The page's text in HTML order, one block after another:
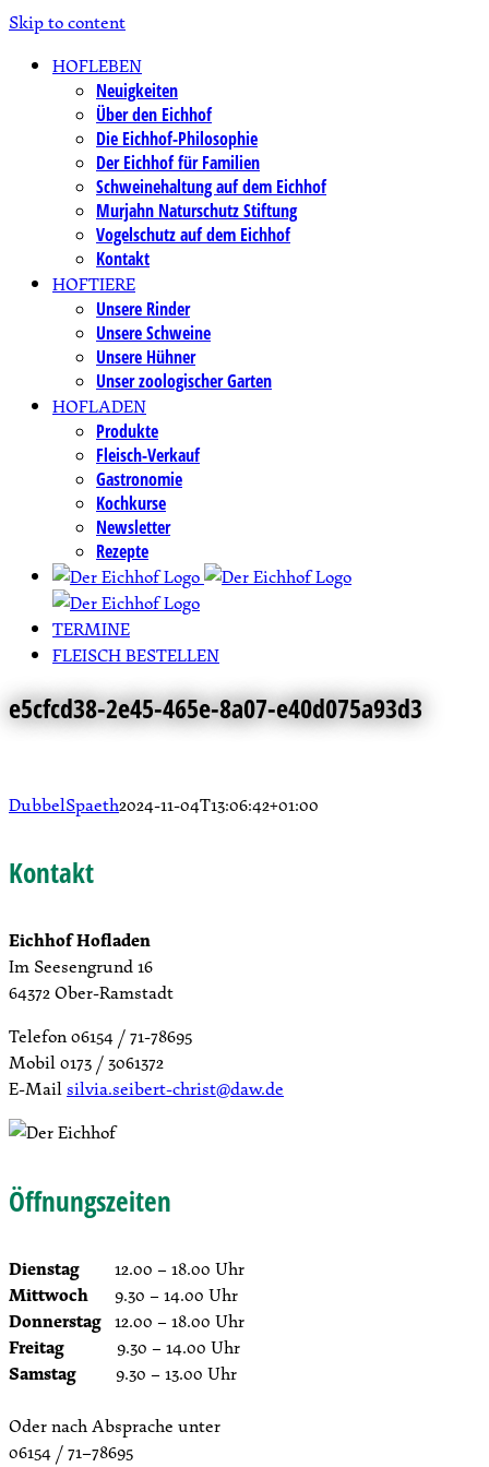
Skip to content
HOFLEBEN
Neuigkeiten
Über den Eichhof
Die Eichhof-Philosophie
Der Eichhof für Familien
Schweinehaltung auf dem Eichhof
Murjahn Naturschutz Stiftung
Vogelschutz auf dem Eichhof
Kontakt
HOFTIERE
Unsere Rinder
Unsere Schweine
Unsere Hühner
Unser zoologischer Garten
HOFLADEN
Produkte
Fleisch-Verkauf
Gastronomie
Kochkurse
Newsletter
Rezepte
TERMINE
FLEISCH BESTELLEN
e5cfcd38-2e45-465e-8a07-e40d075a93d3
DubbelSpaeth2024-11-04T13:06:42+01:00
Kontakt
Eichhof Hofladen
Im Seesengrund 16
64372 Ober-Ramstadt
Telefon 06154 / 71-78695
Mobil 0173 / 3061372
E-Mailsilvia.seibert-christ@daw.de
Öffnungszeiten
Dienstag 12.00 – 18.00 Uhr
Mittwoch 9.30 – 14.00 Uhr
Donnerstag 12.00 – 18.00 Uhr
Freitag 9.30 – 14.00 Uhr
Samstag 9.30 – 13.00 Uhr
Oder nach Absprache unter
06154 / 71–78695